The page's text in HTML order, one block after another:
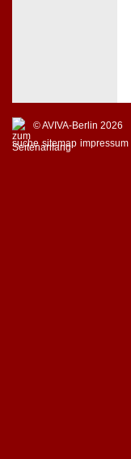
© AVIVA-Berlin 2026
suche sitemap impressum